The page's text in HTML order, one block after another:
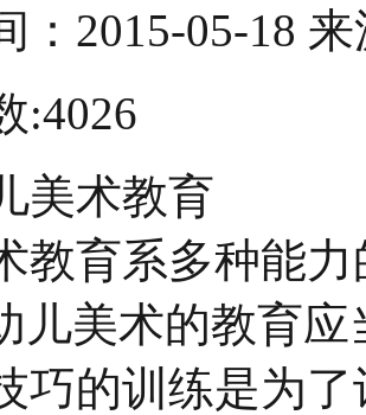
： 2015-05-18 来
:4026
美术教育
教育系多种能
儿美术的教育
巧的训练是为